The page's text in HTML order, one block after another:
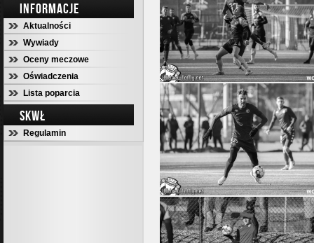
INFORMACJE
Aktualności
Wywiady
Oceny meczowe
Oświadczenia
Lista poparcia
SKWŁ
Regulamin